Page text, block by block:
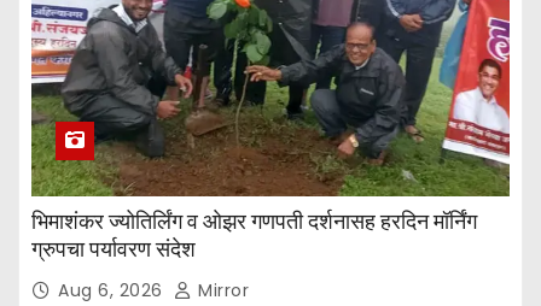
भिमाशंकर ज्योतिर्लिंग व ओझर गणपती दर्शनासह हरदिन मॉर्निंग
ग्रुपचा पर्यावरण संदेश
Aug 6, 2026 Mirror